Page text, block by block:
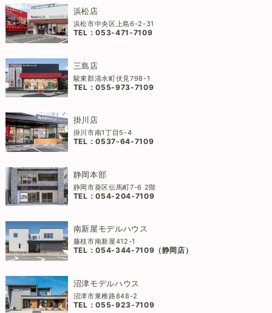
浜松店
浜松市中央区上島6-2-31
TEL：053-471-7109
三島店
駿東郡清水町伏見798-1
TEL：055-973-7109
掛川店
掛川市南1丁目5-4
TEL：0537-64-7109
静岡本部
静岡市葵区伝馬町7-6 2階
TEL：054-204-7109
南新屋モデルハウス
藤枝市南新屋412-1
TEL：054-344-7109（静岡店）
沼津モデルハウス
沼津市東椎路848-2
TEL：055-923-7109